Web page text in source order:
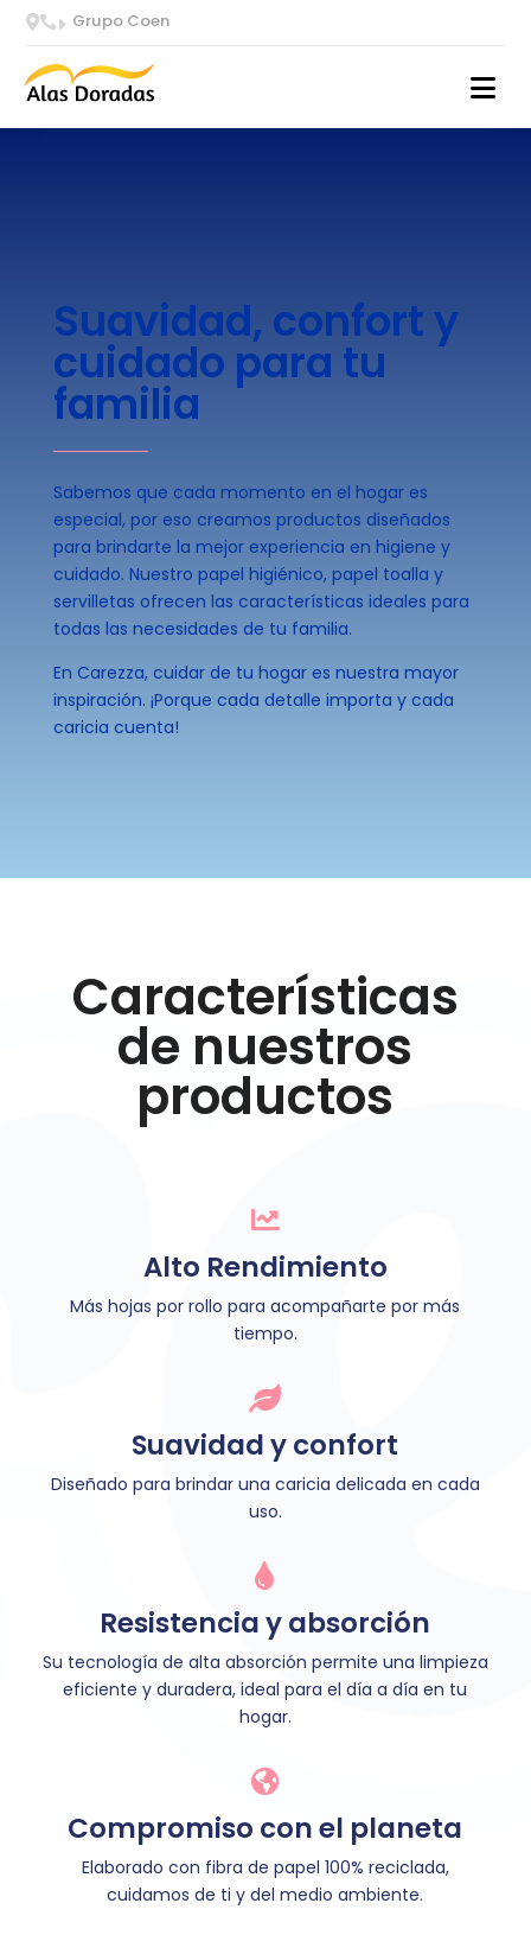
E Grupo Coen
Suavidad, confort y
cuidado para tu
familia
Sabemos que cada momento en el hogar es
especial, por eso creamos productos diseñados
para brindarte la mejor experiencia en higiene y
cuidado. Nuestro papel higiénico, papel toalla y
servilletas ofrecen las características ideales para
todas las necesidades de tu familia.
En Carezza, cuidar de tu hogar es nuestra mayor
inspiración. ¡Porque cada detalle importa y cada
caricia cuenta!
Características
de nuestros
productos

Alto Rendimiento
Más hojas por rollo para acompañarte por más
tiempo.

Suavidad y confort
Diseñado para brindar una caricia delicada en cada
uso.

Resistencia y absorción
Su tecnología de alta absorción permite una limpieza
eficiente y duradera, ideal para el día a día en tu
hogar.

Compromiso con el planeta
Elaborado con fibra de papel 100% reciclada,
cuidamos de ti y del medio ambiente.